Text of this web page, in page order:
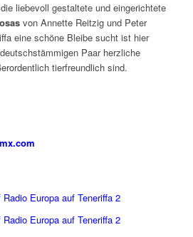
liebevoll gestaltete und eingerichtete
von Annette Reitzig und Peter
eine schöne Bleibe sucht ist hier
Paar herzliche
tierfreundlich sind.